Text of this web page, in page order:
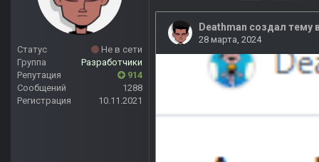
Статус
Не в сети
Группа
Разработчики
Репутация
914
Сообщений
1288
Регистрация
10.11.2021